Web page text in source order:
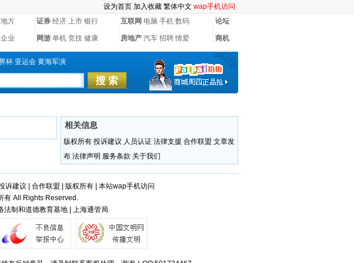
设为首页 加入收藏 繁体中文 wap手机访问
地方 证券 经济 上市 银行 互联网 电脑 手机 数码 论坛
企业 网游 单机 竞技 健康 房地产 汽车 招聘 情爱 商机
杯 亚运会 黄海军演
相关信息
版权所有 投诉建议 人员认证 法律支援 合作联盟 文章发
布 法律声明 服务条款 关于我们
诉建议 合作联盟 版权所有| 本站wap手机访问
有 All Rights Reserved.
法制和道德教育基地 | 上海通管局